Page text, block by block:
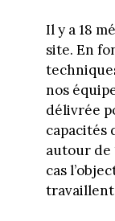
Il y a 18
site. En
nos
délivrée
capacités
autour de
cas
travaillent